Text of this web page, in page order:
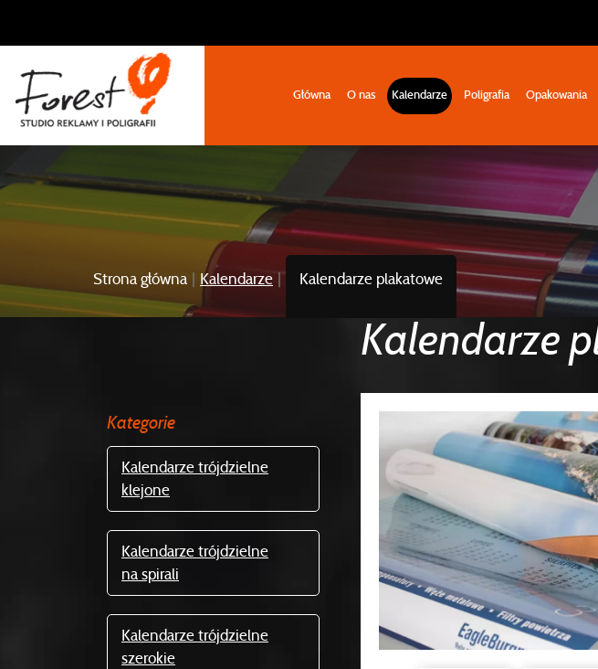
Główna O nas Kalendarze Poligrafia Opakowania
Strona główna Kalendarze Kalendarze plakatowe
Kategorie
Kalendarze trójdzielne
klejone
Kalendarze trójdzielne
na spirali
Kalendarze trójdzielne
szerokie
Kalendarze